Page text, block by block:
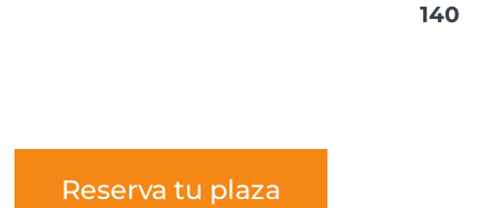
140
Reserva tu plaza